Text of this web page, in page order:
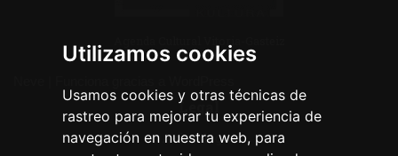
Utilizamos cookies
Usamos cookies y otras técnicas de
rastreo para mejorar tu experiencia de
navegación en nuestra web, para
Legal
Aviso legal